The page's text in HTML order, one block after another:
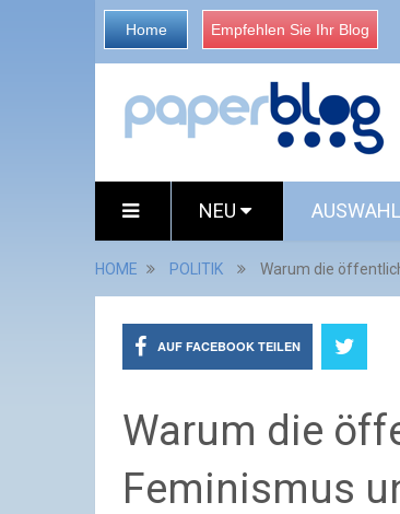
Home Empfehlen Sie Ihr Blog
NEU AUSWAHL
HOME POLITIK Warum die
AUF FACEBOOK TEILEN
Warum die
Feminismus